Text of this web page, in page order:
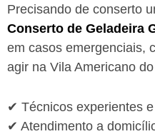
Precisando de conserto
Conserto de Geladeira
em casos emergenciais,
agir na Vila Americano
✔ Técnicos experientes
✔ Atendimento a